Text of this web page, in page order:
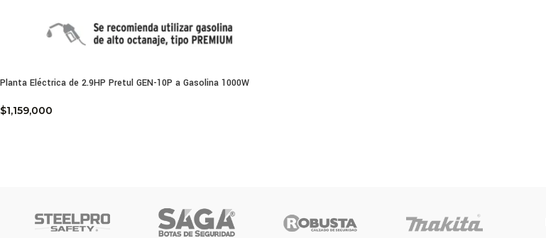
Planta Eléctrica de 2.9HP Pretul GEN-10P a Gasolina 1000W
$1,159,000